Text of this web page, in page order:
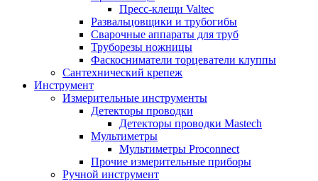
Пресс-клещи Valtec
Развальцовщики и трубогибы
Сварочные аппараты для труб
Труборезы ножницы
Фаскосниматели торцеватели клуппы
Сантехнический крепеж
Инструмент
Измерительные инструменты
Детекторы проводки
Детекторы проводки Mastech
Мультиметры
Мультиметры Proconnect
Прочие измерительные приборы
Ручной инструмент